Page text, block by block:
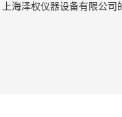
海泽权仪器设备有限公司的